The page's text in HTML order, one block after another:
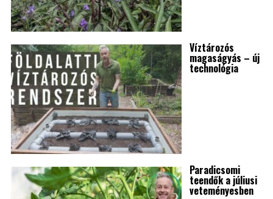
Víztározós
magaságyás – új
technológia
Paradicsomi
teendők a júliusi
veteményesben